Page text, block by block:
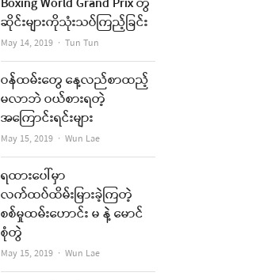
ဆိုင်းများကိုသုံးသပ်ကြည့်ခြင်း
May 14, 2019 Author
Tun Tun
ဝန်ထမ်းတွေ နေ့လည်စာထည့်
မလာဘဲ ဝယ်စားရတဲ့
အကြောင်းရင်းများ
May 15, 2019 Author
Wun Lae
ရထားပေါ်မှာ
လက်ထပ်ထိမ်းမြားခဲ့ကြတဲ့
စစ်မှုထမ်းဟောင်း မ နဲ့ မောင်
စုံတွဲ
May 15, 2019 Author
Wun Lae